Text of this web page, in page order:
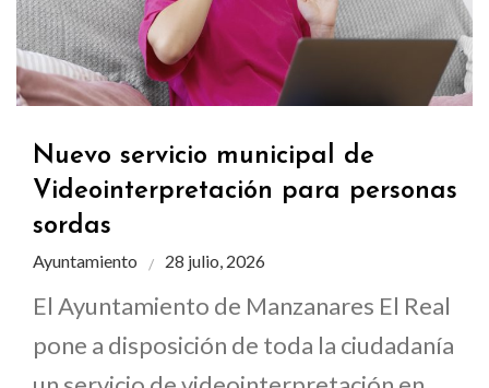
Nuevo servicio municipal de
Videointerpretación para personas
sordas
Ayuntamiento 28 julio, 2026
El Ayuntamiento de Manzanares El Real
pone a disposición de toda la ciudadanía